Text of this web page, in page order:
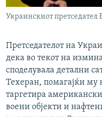
Украинскиот претседател
Претседателот на
дека во текот на
споделувала детални
Техеран, помагајќи му
таргетира
воени објекти и